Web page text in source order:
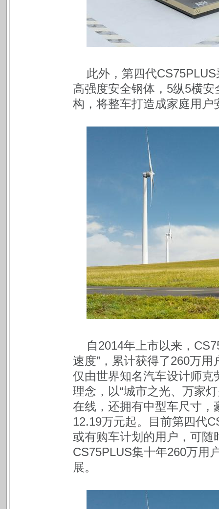
此外，第四代
高强度安全钢体，5纵5横
构，将整车打造成家庭用户
自2014年上市以来，
速度”，累计获得了260万
仅由世界知名汽车设计师克
理念，以“城市之光、万家
在线，还拥有中型车尺寸
12.19万元起。目前第四代
或有购车计划的用户，可
CS75PLUS集十年260万用
展。